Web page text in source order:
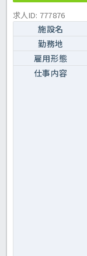
求人ID: 777876
施設名
勤務地
雇用形態
仕事内容